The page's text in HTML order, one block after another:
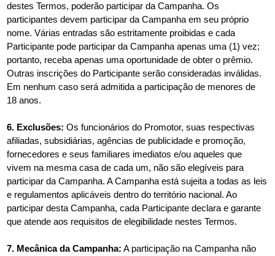
destes Termos, poderão participar da Campanha. Os
participantes devem participar da Campanha em seu próprio
nome. Várias entradas são estritamente proibidas e cada
Participante pode participar da Campanha apenas uma (1) vez;
portanto, receba apenas uma oportunidade de obter o prêmio.
Outras inscrições do Participante serão consideradas inválidas.
Em nenhum caso será admitida a participação de menores de
18 anos.
6. Exclusões: Os funcionários do Promotor, suas respectivas
afiliadas, subsidiárias, agências de publicidade e promoção,
fornecedores e seus familiares imediatos e/ou aqueles que
vivem na mesma casa de cada um, não são elegíveis para
participar da Campanha. A Campanha está sujeita a todas as leis
e regulamentos aplicáveis ​​dentro do território nacional. Ao
participar desta Campanha, cada Participante declara e garante
que atende aos requisitos de elegibilidade nestes Termos.
7. Mecânica da Campanha: A participação na Campanha não